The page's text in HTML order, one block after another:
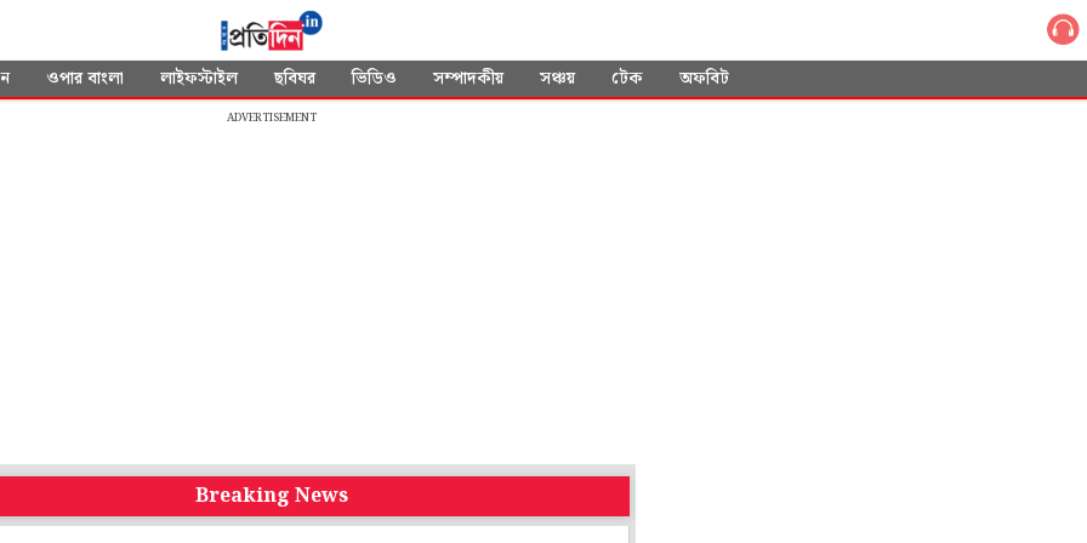
ওপার বাংলা লাইফস্টাইল ছবিঘর ভিডিও সম্পাদকীয় সঞ্চয় টেক অফবিট
ADVERTISEMENT
Breaking News